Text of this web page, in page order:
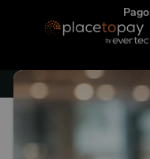
LAGUARDA 2025